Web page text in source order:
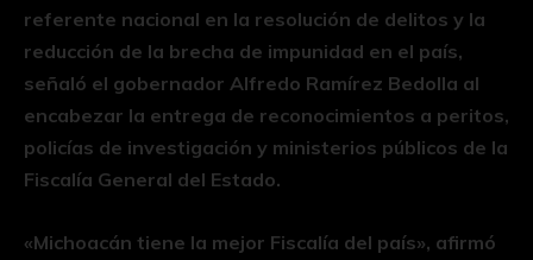
referente nacional en la resolución de delitos y la
reducción de la brecha de impunidad en el país,
señaló el gobernador Alfredo Ramírez Bedolla al
encabezar la entrega de reconocimientos a peritos,
policías de investigación y ministerios públicos de la
Fiscalía General del Estado.
«Michoacán tiene la mejor Fiscalía del país», afirmó